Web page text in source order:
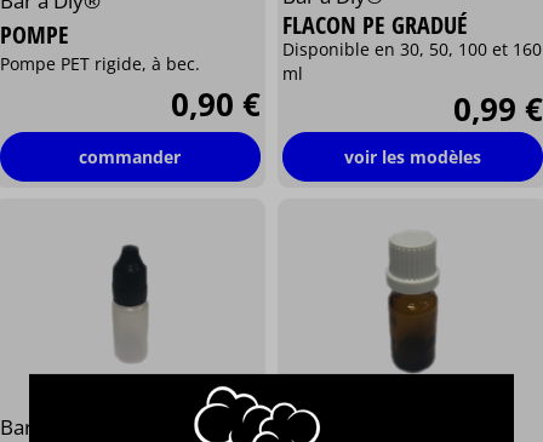
POMPE
Pompe PET rigide, à bec.
0,90 €
commander
FLACON PE GRADUÉ
Disponible en 30, 50, 100 et 160
ml
0,99 €
voir les modèles
Bar à Diy® Bar à Diy®